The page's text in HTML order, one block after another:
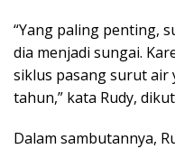
“Yang paling penting,
dia menjadi sungai.
siklus pasang surut air
tahun,” kata Rudy,
Dalam sambutannya,